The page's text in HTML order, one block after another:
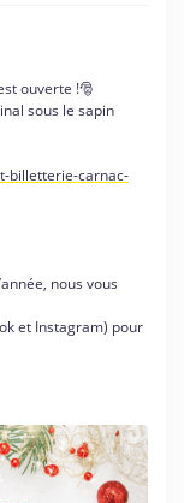
ouverte !🎅
sous le sapin
billetterie-carnac-
nous vous
et Instagram) pour